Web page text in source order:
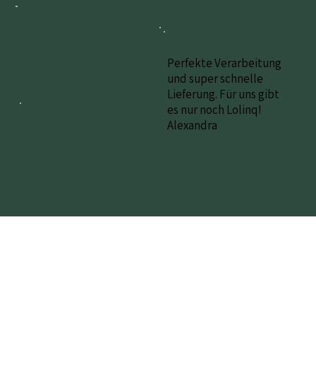
Perfekte Verarbeitung
und super schnelle
Lieferung. Für uns gibt
es nur noch Lolinq!
Alexandra